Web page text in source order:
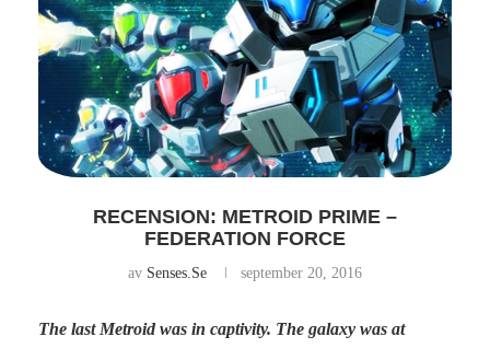
RECENSION: METROID PRIME –
FEDERATION FORCE
av Senses.se september 20, 2016
The last Metroid was in captivity. The galaxy was at